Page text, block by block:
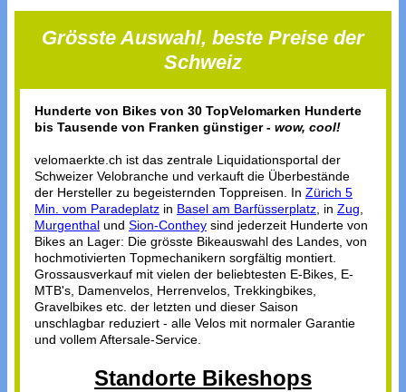
Grösste Auswahl, beste Preise der
Schweiz
Hunderte von Bikes von 30 TopVelomarken Hunderte
bis Tausende von Franken günstiger - wow, cool!
velomaerkte.ch ist das zentrale Liquidationsportal der
Schweizer Velobranche und verkauft die Überbestände
der Hersteller zu begeisternden Toppreisen. In Zürich 5
Min. vom Paradeplatz in Basel am Barfüsserplatz, in Zug,
Murgenthal und Sion-Conthey sind jederzeit Hunderte von
Bikes an Lager: Die grösste Bikeauswahl des Landes, von
hochmotivierten Topmechanikern sorgfältig montiert.
Grossausverkauf mit vielen der beliebtesten E-Bikes, E-
MTB's, Damenvelos, Herrenvelos, Trekkingbikes,
Gravelbikes etc. der letzten und dieser Saison
unschlagbar reduziert - alle Velos mit normaler Garantie
und vollem Aftersale-Service.
Standorte Bikeshops